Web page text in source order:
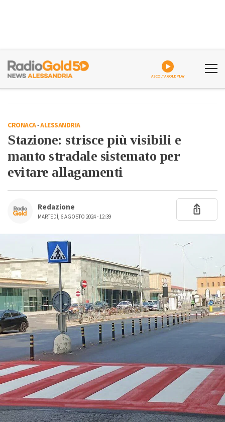
ASCOLTA GOLDPLAY
CRONACA-ALESSANDRIA
Stazione: strisce più visibili e
manto stradale sistemato per
evitare allagamenti
Redazione
MARTEDÌ, 6 AGOSTO 2024 - 12:39